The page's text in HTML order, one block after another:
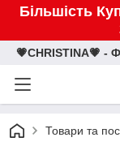
Більшість
💗CHRISTINA💗 -
Товари та